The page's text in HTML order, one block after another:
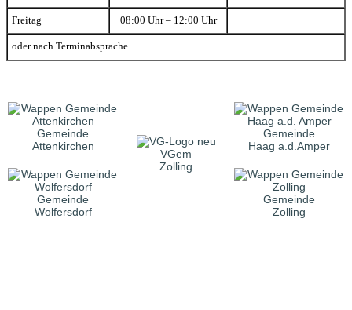
Freitag 08:00 Uhr – 12:00 Uhr
oder nach Terminabsprache
Gemeinde
Attenkirchen
VGem
Zolling
Gemeinde
Haag a.d.Amper
Gemeinde
Wolfersdorf
Gemeinde
Zolling